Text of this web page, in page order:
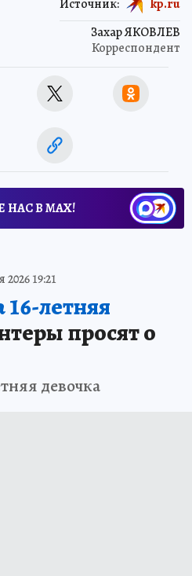
Захар ЯКОВЛЕВ
Корреспондент
Источник: kp.ru
НАС В МАХ!
19:21
летняя
просят о
девочка